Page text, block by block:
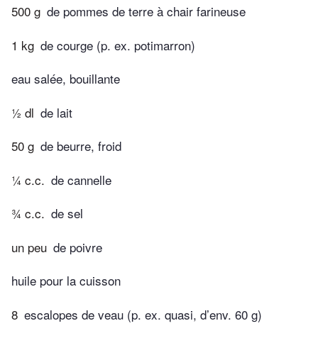
500 g de pommes de terre à chair farineuse
1 kg de courge (p. ex. potimarron)
eau salée, bouillante
½ dl de lait
50 g de beurre, froid
¼ c.c. de cannelle
¾ c.c. de sel
un peu de poivre
huile pour la cuisson
8 escalopes de veau (p. ex. quasi, d’env. 60 g)